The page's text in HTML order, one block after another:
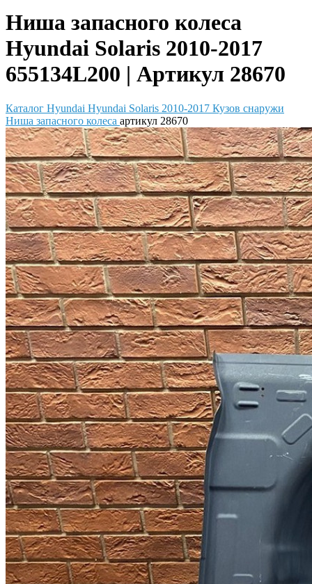
Ниша запасного колеса
Hyundai Solaris 2010-2017
655134L200 | Артикул 28670
Каталог Hyundai Hyundai Solaris 2010-2017 Кузов снаружи
Ниша запасного колеса артикул 28670